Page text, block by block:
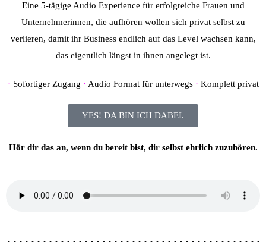
Eine 5-tägige Audio Experience für erfolgreiche Frauen und
Unternehmerinnen, die aufhören wollen sich privat selbst zu
verlieren, damit ihr Business endlich auf das Level wachsen kann,
das eigentlich längst in ihnen angelegt ist.
· Sofortiger Zugang · Audio Format für unterwegs · Komplett privat
YES! DA BIN ICH DABEI.
Hör dir das an, wenn du bereit bist, dir selbst ehrlich zuzuhören.